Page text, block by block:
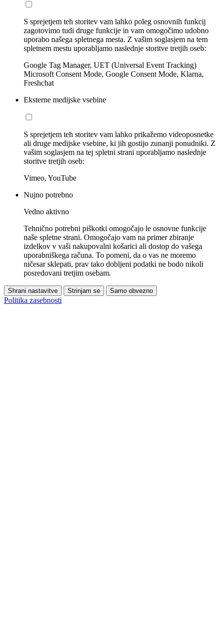
S sprejetjem teh storitev vam lahko poleg osnovnih funkcij
zagotovimo tudi druge funkcije in vam omogočimo udobno
uporabo našega spletnega mesta. Z vašim soglasjem na tem
spletnem mestu uporabljamo naslednje storitve tretjih oseb:
Google Tag Manager, UET (Universal Event Tracking)
Microsoft Consent Mode, Google Consent Mode, Klarna,
Freshchat
Eksterne medijske vsebine
S sprejetjem teh storitev vam lahko prikažemo videoposnetke
ali druge medijske vsebine, ki jih gostijo zunanji ponudniki. Z
vašim soglasjem na tej spletni strani uporabljamo naslednje
storitve tretjih oseb:
Vimeo, YouTube
Nujno potrebno
Vedno aktivno
Tehnično potrebni piškotki omogočajo le osnovne funkcije
naše spletne strani. Omogočajo vam na primer zbiranje
izdelkov v vaši nakupovalni košarici ali dostop do vašega
uporabniškega računa. To pomeni, da o vas ne moremo
ničesar sklepati, prav tako dobljeni podatki ne bodo nikoli
posredovani tretjim osebam.
Shrani nastavitve Strinjam se Samo obvezno
Politika zasebnosti